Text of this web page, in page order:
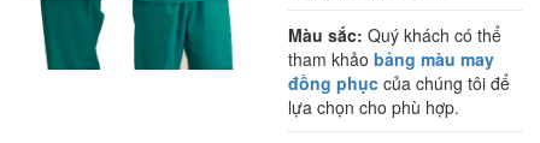
Màu sắc: Quý khách có thể
tham khảo bảng màu may
đồng phục của chúng tôi để
lựa chọn cho phù hợp.